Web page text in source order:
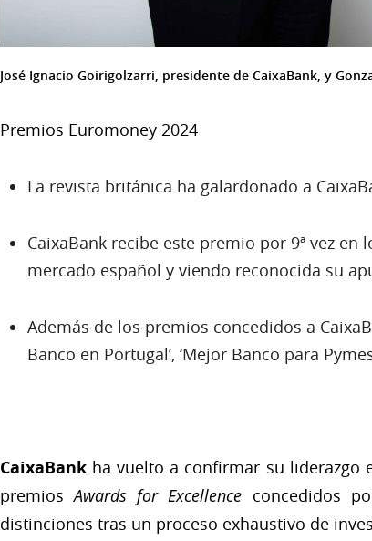
José Ignacio Goirigolzarri, presidente de CaixaBank, y
Premios Euromoney 2024
La revista británica ha galardonado a
CaixaBank recibe este premio por 9ª vez
mercado español y viendo reconocida su
Además de los premios concedidos a
Banco en Portugal’, ‘Mejor Banco para
CaixaBank ha vuelto a confirmar su liderazgo
premiosAwards for Excellence concedidos
distinciones tras un proceso exhaustivo de